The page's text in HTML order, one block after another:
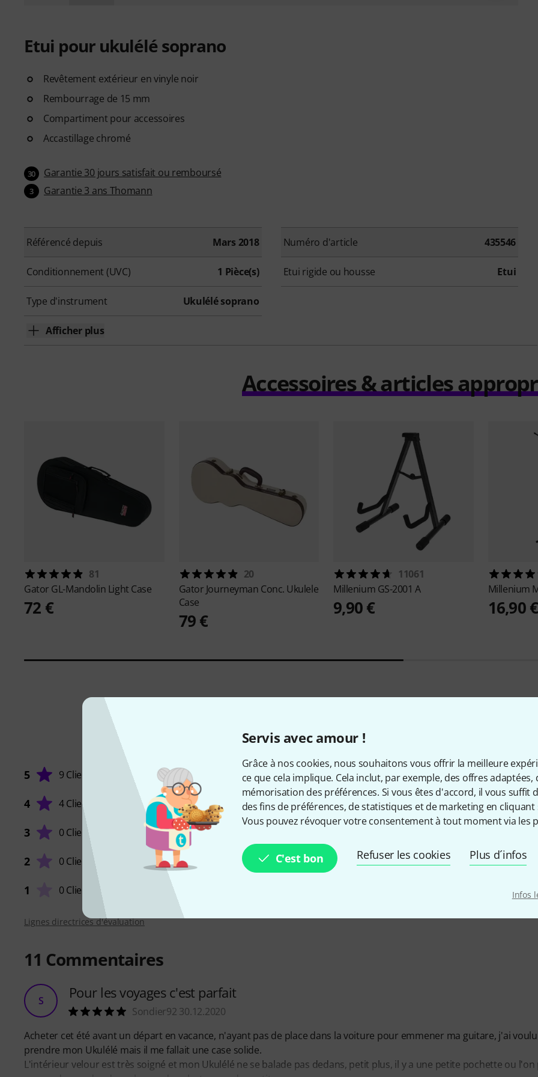
Servis avec amour !
Grâce à nos cookies, nous souhaitons vous offrir la meilleure
ce que cela implique. Cela inclut, par exemple, des offres
mémorisation des préférences. Si vous êtes d'accord, il vous suffit
des fins de préférences, de statistiques et de marketing en
Vous pouvez révoquer votre consentement à tout moment via les
C'est bon Refuser les cookies Plus d´infos
Infos
Etui pour ukulélé soprano
Revêtement extérieur en vinyle noir
Rembourrage de 15 mm
Compartiment pour accessoires
Accastillage chromé
30 Garantie 30 jours satisfait ou remboursé
3 Garantie 3 ans Thomann
Référencé depuis Mars 2018 Numéro d'article 435546
Conditionnement (UVC) 1 Pièce(s) Etui rigide ou housse Etui
Type d'instrument Ukulélé soprano
Afficher plus
Accessoires & articles
81
Gator GL-Mandolin Light Case
72 €
20
Gator Journeyman Conc. Ukulele
Case
79 €
11061
Millenium GS-2001 A
9,90 €
Millenium
16,90 €
13Évaluations des clients
5 9 Clients
4 4 Clients
3 0 Clients
2 0 Clients
1 0 Clients
4.7/ 5
UTILISATION
QUALITÉ DE FABRICATION
Lignes directrices d'évaluation
11 Commentaires
S Pour les voyages c'est parfait
Sondier92 30.12.2020
Acheter cet été avant un départ en vacance, n'ayant pas de place dans la voiture pour emmener ma guitare, j'ai voulu
prendre mon Ukulélé mais il me fallait une case solide.
L'intérieur velour est très soigné et mon Ukulélé ne se balade pas dedans, petit plus, il y a une petite pochette ou l'on